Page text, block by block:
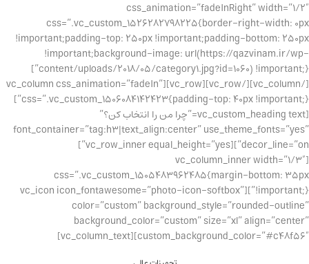
css_animation=”fadeInRight” width=”1/2″
css=”.vc_custom_1526282798225{border-right-width: 0px
!important;padding-top: 250px !important;padding-bottom: 250px
!important;background-image: url(https://qazvinam.ir/wp-
content/uploads/2018/05/category1.jpg?id=1060) !important;}”]
[/vc_column][/vc_row][vc_row][vc_column css_animation=”fadeIn”
css=”.vc_custom_1506084142423{padding-top: 40px !important;}”]
[vc_custom_heading text=”چرا من را انتخاب کن؟”
font_container=”tag:h3|text_align:center” use_theme_fonts=”yes”
decor_line=”on”][vc_row_inner equal_height=”yes”]
[vc_column_inner width=”1/3″
css=”.vc_custom_1505483962485{margin-bottom: 35px
!important;}”][vc_icon icon_fontawesome=”photo-icon-softbox”
color=”custom” background_style=”rounded-outline”
background_color=”custom” size=”xl” align=”center”
custom_background_color=”#c48f56″][vc_column_text]